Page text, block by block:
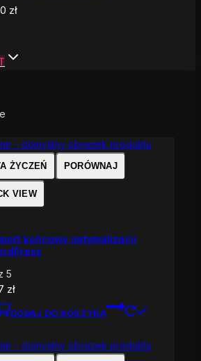
zł
ŻYCZEŃ PORÓWNAJ
VIEW
końcowy optymalizacji
5
zł
DODAJ DO KOSZYKA